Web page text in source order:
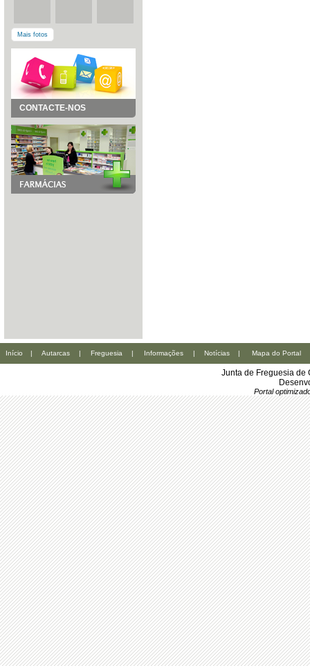
Mais fotos
CONTACTE-NOS
Início | Autarcas | Freguesia | Informações | Notícias | Mapa do Portal
Junta de Freguesia de
Portal